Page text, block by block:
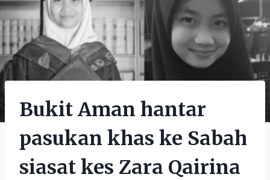
Bukit Aman hantar
pasukan khas ke Sabah
siasat kes Zara Qairina